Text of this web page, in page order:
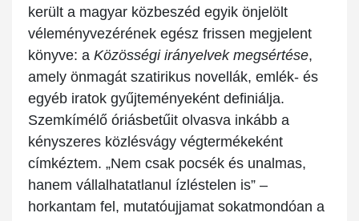
került a magyar közbeszéd egyik önjelölt
véleményvezérének egész frissen megjelent
könyve: a Közösségi irányelvek megsértése,
amely önmagát szatirikus novellák, emlék- és
egyéb iratok gyűjteményeként definiálja.
Szemkímélő óriásbetűit olvasva inkább a
kényszeres közlésvágy végtermékeként
címkéztem. „Nem csak pocsék és unalmas,
hanem vállalhatatlanul ízléstelen is” –
horkantam fel, mutatóujjamat sokatmondóan a